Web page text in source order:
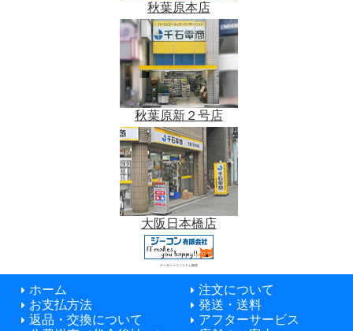
秋葉原本店
秋葉原新２号店
大阪日本橋店
データベースシステム開発
ホーム
注文について
お支払方法
発送・送料
返品・交換について
アフターサービス